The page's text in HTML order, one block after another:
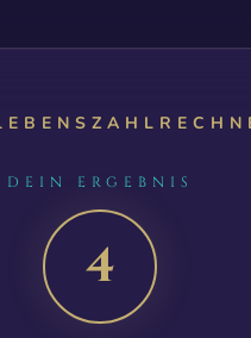
DEIN ERGEBNIS
4